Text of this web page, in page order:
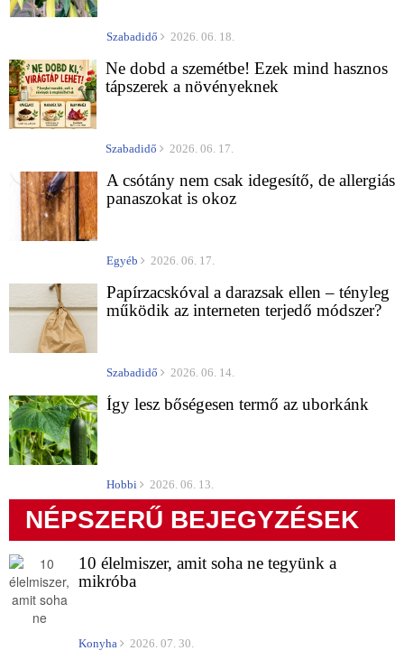
Szabadidő 2026. 06. 18.
Ne dobd a szemétbe! Ezek mind hasznos
tápszerek a növényeknek
Szabadidő 2026. 06. 17.
A csótány nem csak idegesítő, de allergiás
panaszokat is okoz
Egyéb 2026. 06. 17.
Papírzacskóval a darazsak ellen – tényleg
működik az interneten terjedő módszer?
Szabadidő 2026. 06. 14.
Így lesz bőségesen termő az uborkánk
Hobbi 2026. 06. 13.
NÉPSZERŰ BEJEGYZÉSEK
10 élelmiszer, amit soha ne tegyünk a
mikróba
Konyha 2026. 07. 30.